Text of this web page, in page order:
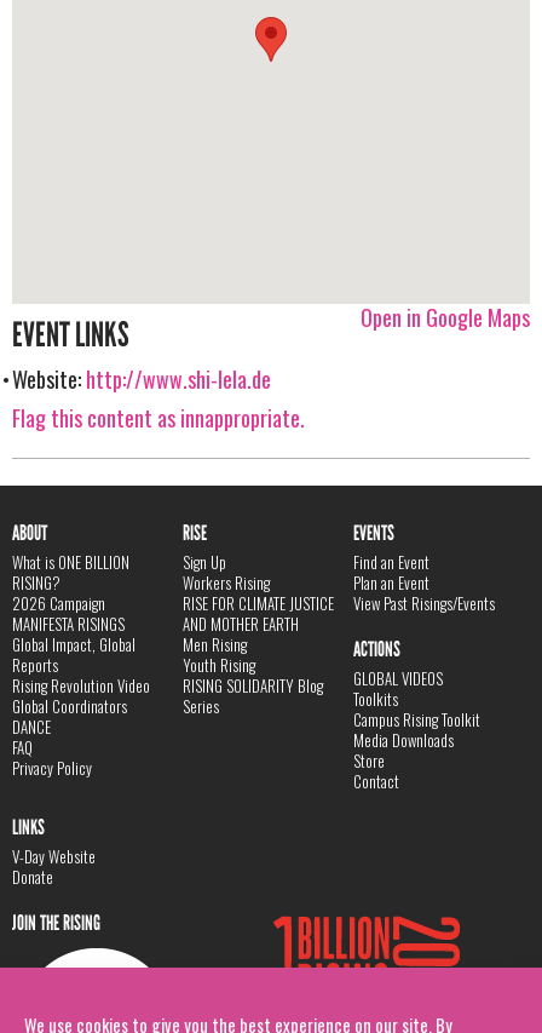
We use cookies to give you the best experience on our site. By
Open in Google Maps
EVENT LINKS
Website:http://www.shi-lela.de
Flag this content as innappropriate.
ABOUT
What is ONE BILLION
RISING?
2026 Campaign
MANIFESTA RISINGS
Global Impact, Global
Reports
Rising Revolution Video
Global Coordinators
DANCE
FAQ
Privacy Policy
RISE
Sign Up
Workers Rising
RISE FOR CLIMATE JUSTICE
AND MOTHER EARTH
Men Rising
Youth Rising
RISING SOLIDARITY Blog
Series
EVENTS
Find an Event
Plan an Event
View Past Risings/Events
ACTIONS
GLOBAL VIDEOS
Toolkits
Campus Rising Toolkit
Media Downloads
Store
Contact
LINKS
V-Day Website
Donate
JOIN THE RISING